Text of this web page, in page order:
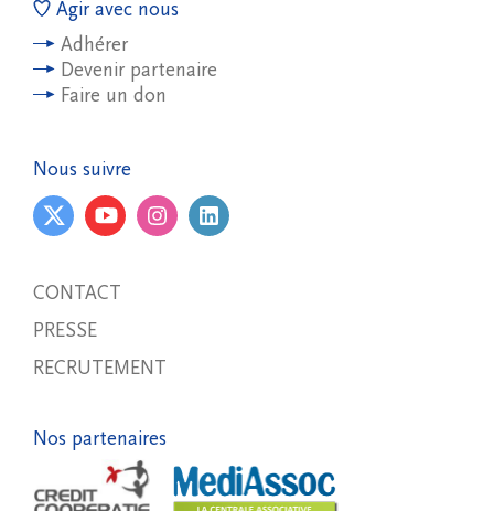
Agir avec nous
Adhérer
Devenir partenaire
Faire un don
Nous suivre
CONTACT
PRESSE
RECRUTEMENT
Nos partenaires